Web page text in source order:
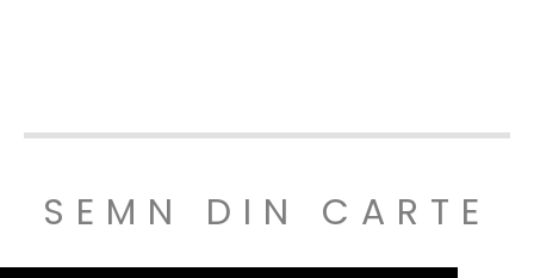
SEMN DIN CARTE